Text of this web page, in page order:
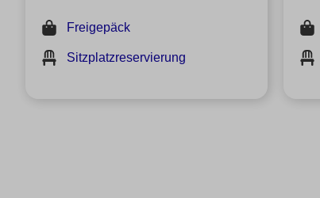
Freigepäck
Sitzplatzreservierung